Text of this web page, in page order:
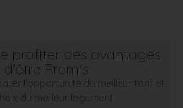
profiter des avantages
d'être Prem's
l’opportunité du meilleur tarif et
du meilleur logement